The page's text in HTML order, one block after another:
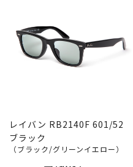
レイバン RB2140F 601/52
ブラック
（ブラック/グリーンイエロー）